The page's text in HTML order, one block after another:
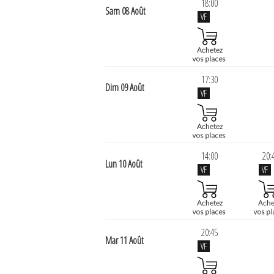
Sam 08 Août
18:00
VF
Dim 09 Août
17:30
VF
Lun 10 Août
14:00
VF VF
Mar 11 Août
20:45
VF